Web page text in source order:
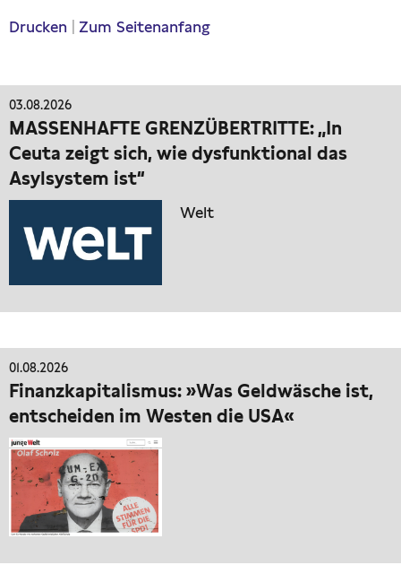
Drucken Zum Seitenanfang
03.08.2026
MASSENHAFTE GRENZÜBERTRITTE: „In
Ceuta zeigt sich, wie dysfunktional das
Asylsystem ist“
Welt
01.08.2026
Finanzkapitalismus: »Was Geldwäsche ist,
entscheiden im Westen die USA«